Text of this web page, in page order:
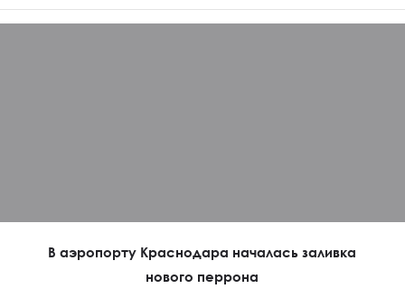
В аэропорту Краснодара началась заливка
нового перрона